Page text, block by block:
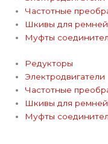
g
r
a
m
Частотные
Шкивы для ремней
Муфты
Редукторы
Электродвигатели
Частотные
Шкивы для ремней
Муфты